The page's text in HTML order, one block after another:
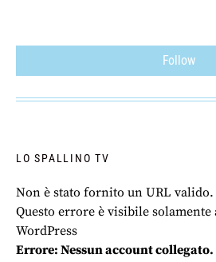
Follow
LO SPALLINO TV
Non è stato fornito un URL valido.
Questo errore è visibile
WordPress
Errore: Nessun account collegato.